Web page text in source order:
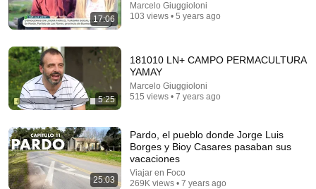
People who don’t have friends share these five
personality traits
The Mindset Mentor Podcast • 1.7M views
17:06
Marcelo Giuggioloni
103 views • 5 years ago
5:25
181010 LN+ CAMPO PERMACULTURA
YAMAY
Marcelo Giuggioloni
515 views • 7 years ago
25:03
Pardo, el pueblo donde Jorge Luis
Borges y Bioy Casares pasaban sus
vacaciones
Viajar en Foco
269K views • 7 years ago